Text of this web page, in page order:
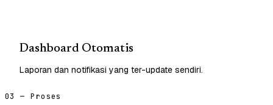
Dashboard Otomatis
Laporan dan notifikasi yang ter-update sendiri.
03 — Proses